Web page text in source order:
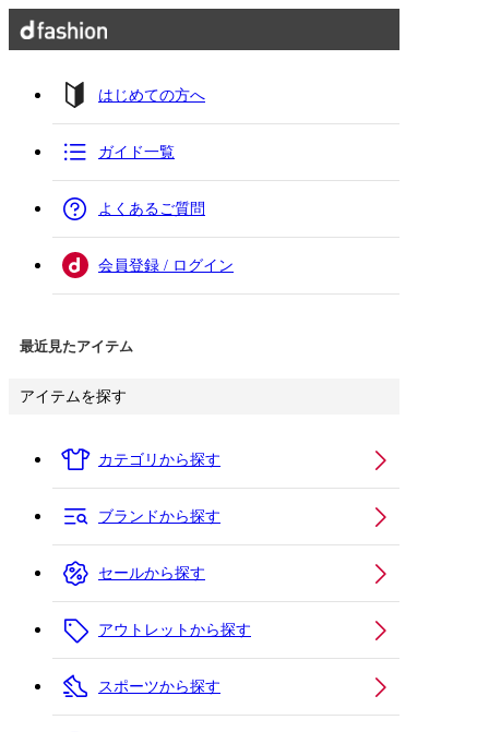
はじめての方へ
ガイド一覧
よくあるご質問
会員登録 / ログイン
最近見たアイテム
アイテムを探す
カテゴリから探す
ブランドから探す
セールから探す
アウトレットから探す
スポーツから探す